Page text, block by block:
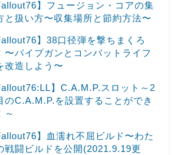
】フュージョン・コアの集
と扱い方〜収集場所と節約方法〜
】38口径弾を撃ちまくろ
〜パイプガンとコンバットライフ
改造しよう〜
】C.A.M.P.スロット～2
のC.A.M.P.を設置することができ
～
】血濡れ不屈ビルド〜わた
戦闘ビルドを公開(2021.9.19更